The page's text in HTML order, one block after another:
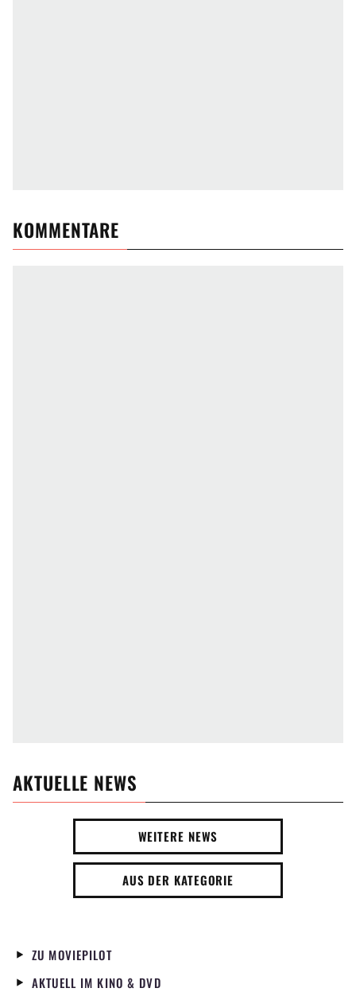
KOMMENTARE
AKTUELLE NEWS
WEITERE NEWS
AUS DER KATEGORIE
ZU MOVIEPILOT
AKTUELL IM KINO & DVD